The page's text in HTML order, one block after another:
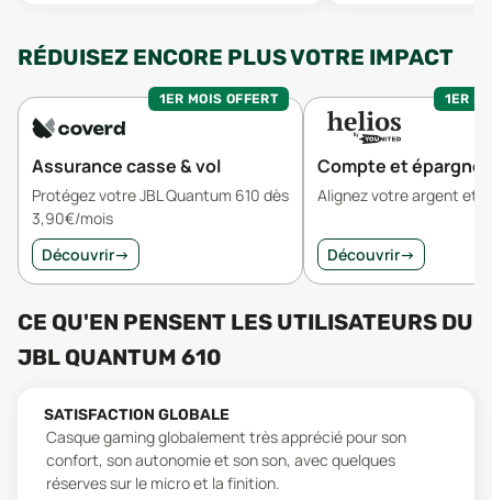
RÉDUISEZ ENCORE PLUS VOTRE IMPACT
1ER MOIS OFFERT
Assurance casse & vol
Protégez votre JBL Quantum 610 dès
3,90€/mois
Découvrir→
1ER
Compte et épargne
Alignez votre argent et
Découvrir→
CE QU'EN PENSENT LES UTILISATEURS DU
JBL QUANTUM 610
SATISFACTION GLOBALE
Casque gaming globalement très apprécié pour son
confort, son autonomie et son son, avec quelques
réserves sur le micro et la finition.